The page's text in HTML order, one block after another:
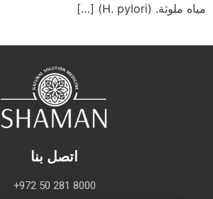
مياه ملوثة. (H. pylori) […]
اتصل بنا
+972 50 281 8000